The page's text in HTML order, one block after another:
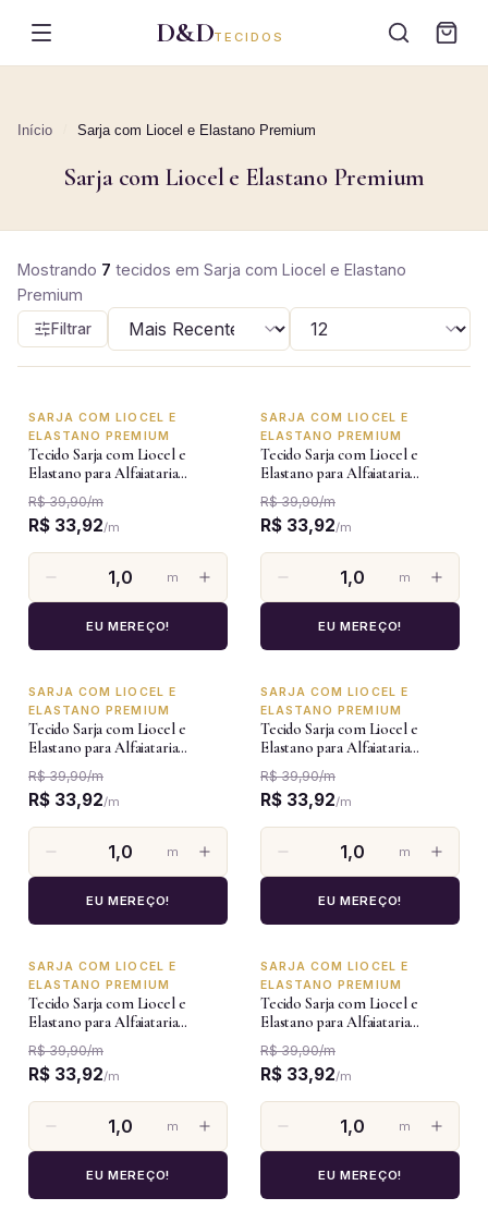
D&DTECIDOS
Início Sarja com Liocel e Elastano Premium
Sarja com Liocel e Elastano Premium
Mostrando 7 tecidos em Sarja com Liocel e Elastano
Premium
Filtrar
-15%
SARJA COM LIOCEL E
ELASTANO PREMIUM
Tecido Sarja com Liocel e
Elastano para Alfaiataria
Premium - Verde Militar
R$ 39,90/m
R$ 33,92/m
m
EU MEREÇO!
-15%
SARJA COM LIOCEL E
ELASTANO PREMIUM
Tecido Sarja com Liocel e
Elastano para Alfaiataria
Premium - Verde Frio
R$ 39,90/m
R$ 33,92/m
m
EU MEREÇO!
-15%
SARJA COM LIOCEL E
ELASTANO PREMIUM
Tecido Sarja com Liocel e
Elastano para Alfaiataria
Premium - Preto Jeans
R$ 39,90/m
R$ 33,92/m
m
EU MEREÇO!
-15%
SARJA COM LIOCEL E
ELASTANO PREMIUM
Tecido Sarja com Liocel e
Elastano para Alfaiataria
Premium - Branco
R$ 39,90/m
R$ 33,92/m
m
EU MEREÇO!
-15%
SARJA COM LIOCEL E
ELASTANO PREMIUM
Tecido Sarja com Liocel e
Elastano para Alfaiataria
Premium - Bege
R$ 39,90/m
R$ 33,92/m
m
EU MEREÇO!
-15%
SARJA COM LIOCEL E
ELASTANO PREMIUM
Tecido Sarja com Liocel e
Elastano para Alfaiataria
Premium - Azul Jeans
R$ 39,90/m
R$ 33,92/m
m
EU MEREÇO!